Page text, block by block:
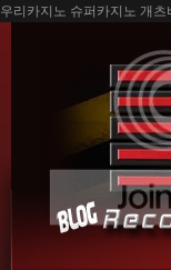
우리카지노 슈퍼카지노 개